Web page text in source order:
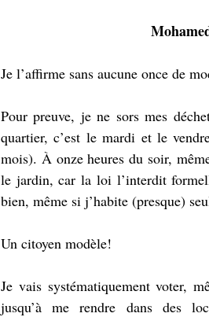
Je l’affirme sans aucune once de
Pour preuve, je ne sors mes
quartier, c’est le mardi et le
mois). À onze heures du soir,
le jardin, car la loi l’interdit
bien, même si j’habite (presque)
Un citoyen modèle!
Je vais systématiquement voter,
jusqu’à me rendre dans des